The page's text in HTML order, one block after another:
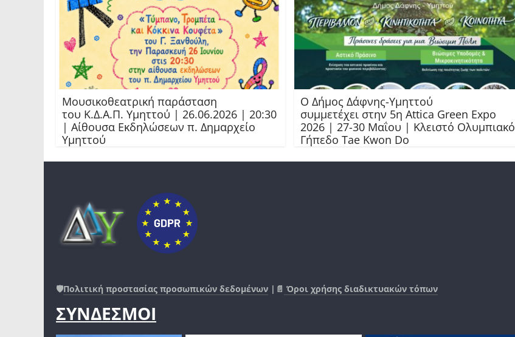
Μουσικοθεατρική παράσταση
του Κ.Δ.Α.Π. Υμηττού | 26.06.2026 | 20:30
| Αίθουσα Εκδηλώσεων π. Δημαρχείο
Υμηττού
Ο Δήμος Δάφνης-Υμηττού
συμμετέχει στην 5η Attica Green Expo
2026 | 27-30 Μαΐου | Κλειστό Ολυμπιακό
Γήπεδο Tae Kwon Do
🛡️Πολιτική προστασίας προσωπικών δεδομένων |📄 Όροι χρήσης διαδικτυακών τόπων
ΣΥΝΔΕΣΜΟΙ